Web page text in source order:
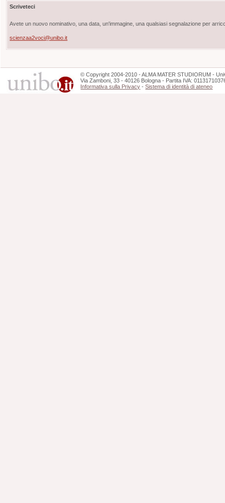
Scriveteci
Avete un nuovo nominativo, una data, un'immagine, una qualsiasi segnalazione per
scienzaa2voci@unibo.it
©Copyright 2004-2010 - ALMA MATER STUDIORUM -
Via Zamboni, 33 - 40126 Bologna - Partita IVA:
Informativa sulla Privacy -Sistema di identità di ateneo